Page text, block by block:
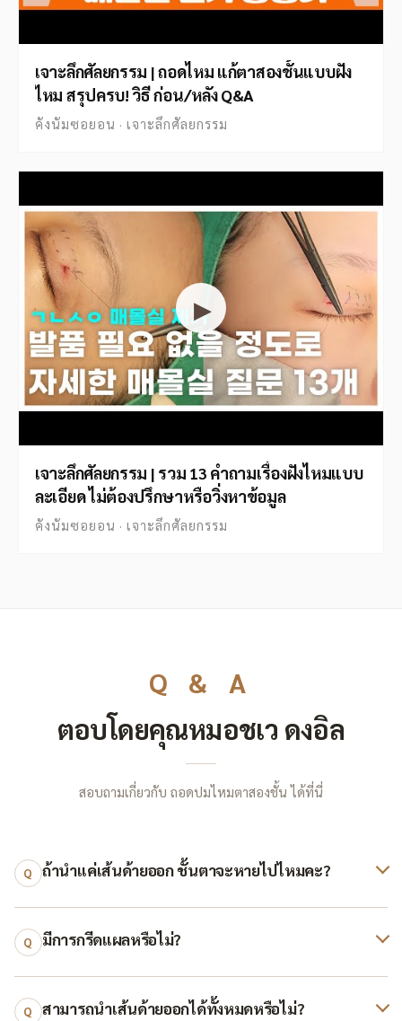
เจาะลึกศัลยกรรม | ถอดไหม แก้ตาสองชั้นแบบฝัง
ไหม สรุปครบ! วิธี ก่อน/หลัง Q&A
คังนัมซอยอน · เจาะลึกศัลยกรรม
▶
เจาะลึกศัลยกรรม | รวม 13 คำถามเรื่องฝังไหมแบบ
ละเอียด ไม่ต้องปรึกษาหรือวิ่งหาข้อมูล
คังนัมซอยอน · เจาะลึกศัลยกรรม
Q & A
ตอบโดยคุณหมอชเว ดงอิล
สอบถามเกี่ยวกับ ถอดปมไหมตาสองชั้น ได้ที่นี่
Q ถ้านำแค่เส้นด้ายออก ชั้นตาจะหายไปไหมคะ?
Q มีการกรีดแผลหรือไม่?
Q สามารถนำเส้นด้ายออกได้ทั้งหมดหรือไม่?